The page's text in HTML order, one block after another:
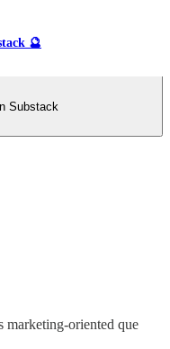
🔮
Substack
marketing-oriented que